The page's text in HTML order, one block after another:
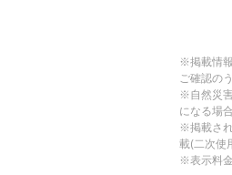
※掲載情
ご確認の
※自然災
になる場
※掲載さ
載(二次使
※表示料